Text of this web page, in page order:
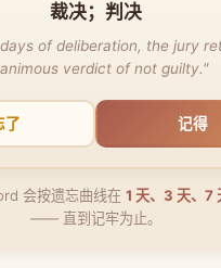
裁决；判决
of deliberation, the jury
verdict of not guilty."
了 记得
会按遗忘曲线在 1 天、3 天、7
—— 直到记牢为止。